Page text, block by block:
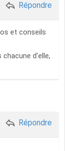
Répondre
et conseils
chacune d'elle,
Répondre